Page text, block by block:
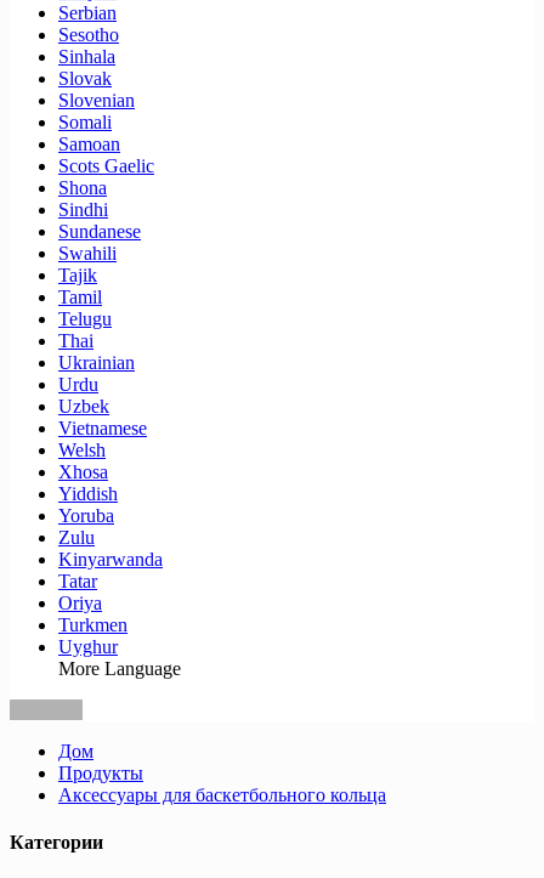
Serbian
Sesotho
Sinhala
Slovak
Slovenian
Somali
Samoan
Scots Gaelic
Shona
Sindhi
Sundanese
Swahili
Tajik
Tamil
Telugu
Thai
Ukrainian
Urdu
Uzbek
Vietnamese
Welsh
Xhosa
Yiddish
Yoruba
Zulu
Kinyarwanda
Tatar
Oriya
Turkmen
Uyghur
More Language
Дом
Продукты
Аксессуары для баскетбольного кольца
Категории